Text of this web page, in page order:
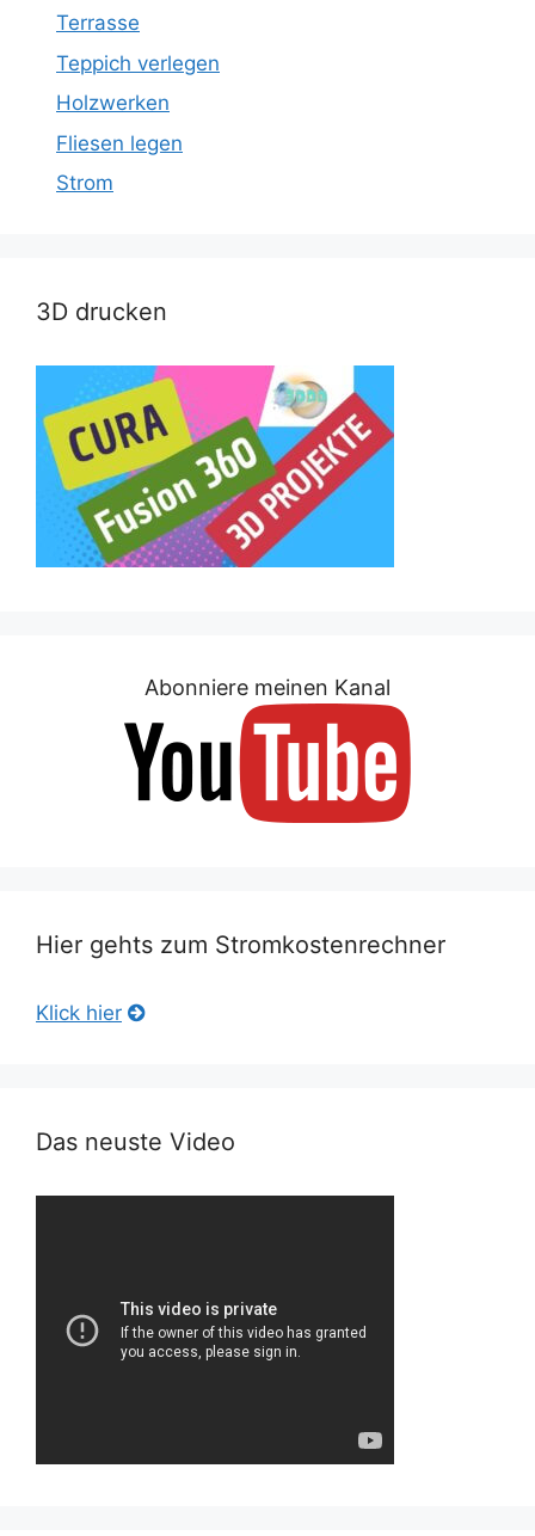
Terrasse
Teppich verlegen
Holzwerken
Fliesen legen
Strom
3D drucken
Abonniere meinen Kanal
Hier gehts zum Stromkostenrechner
Klick hier
Das neuste Video